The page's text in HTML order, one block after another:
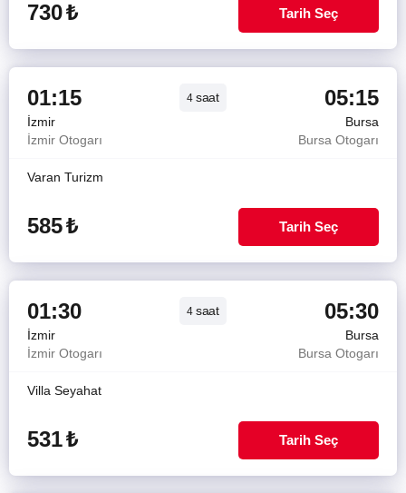
730₺ Tarih Seç
01:15 4 saat 05:15
İzmir
Bursa
İzmir Otogarı
Bursa Otogarı
Varan Turizm
585₺ Tarih Seç
01:30 4 saat 05:30
İzmir
Bursa
İzmir Otogarı
Bursa Otogarı
Villa Seyahat
531₺ Tarih Seç